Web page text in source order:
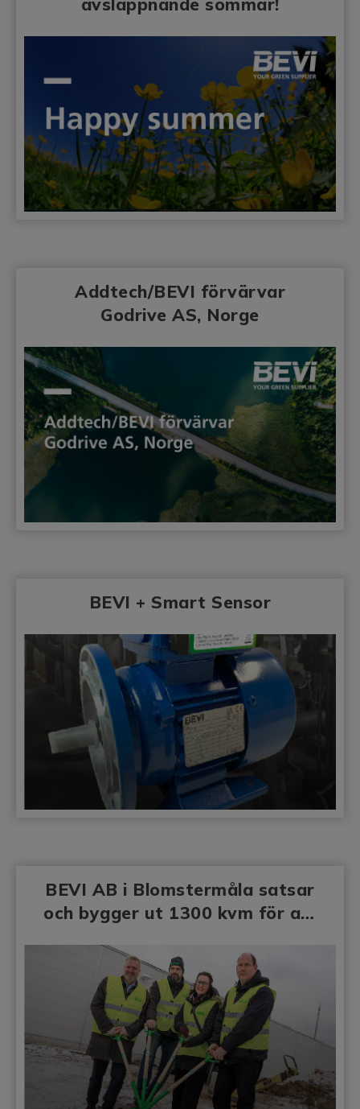
Addtech/BEVI förvärvar
Godrive AS, Norge
BEVI + Smart Sensor
BEVI AB i Blomstermåla satsar
och bygger ut 1300 kvm för att